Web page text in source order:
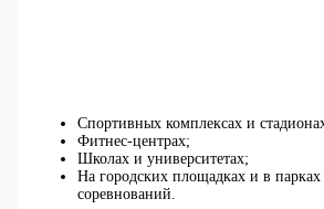
Спортивных комплексах и
Фитнес-центрах;
Школах и университетах;
На городских площадках и в
соревнований.